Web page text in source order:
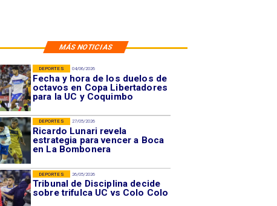
MÁS NOTICIAS
04/06/2026
Fecha y hora de los duelos de
octavos en Copa Libertadores
para la UC y Coquimbo
DEPORTES
27/05/2026
Ricardo Lunari revela
estrategia para vencer a Boca
en La Bombonera
DEPORTES
26/05/2026
Tribunal de Disciplina decide
sobre trifulca UC vs Colo Colo
DEPORTES